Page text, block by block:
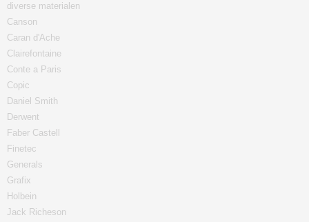
diverse materialen
Canson
Caran d'Ache
Clairefontaine
Conte a Paris
Copic
Daniel Smith
Derwent
Faber Castell
Finetec
Generals
Grafix
Holbein
Jack Richeson